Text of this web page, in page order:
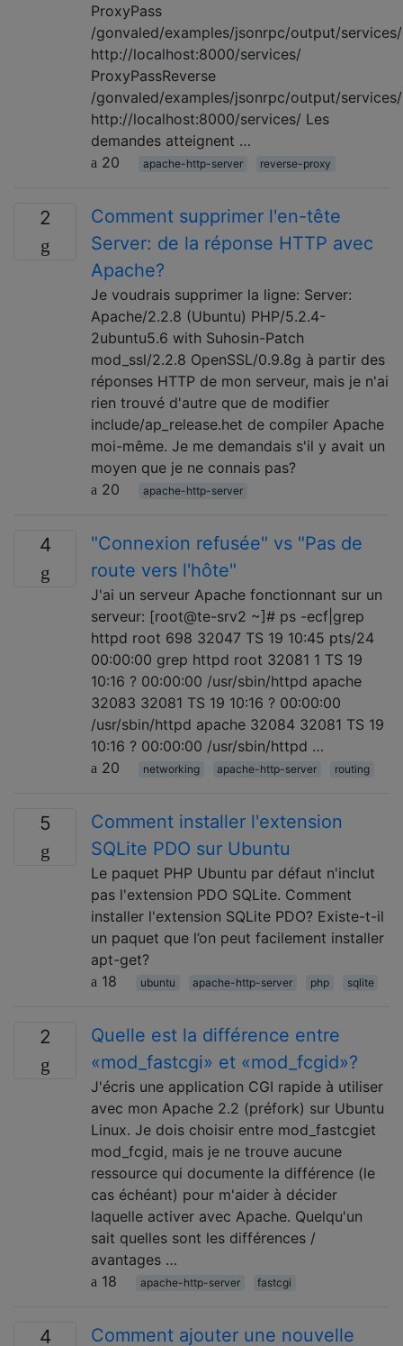
ProxyPass
/gonvaled/examples/jsonrpc/output/services/
http://localhost:8000/services/
ProxyPassReverse
/gonvaled/examples/jsonrpc/output/services/
http://localhost:8000/services/ Les
demandes atteignent …
20
apache-http-server reverse-proxy
2
Comment supprimer l'en-tête
Server: de la réponse HTTP avec
Apache?
Je voudrais supprimer la ligne: Server:
Apache/2.2.8 (Ubuntu) PHP/5.2.4-
2ubuntu5.6 with Suhosin-Patch
mod_ssl/2.2.8 OpenSSL/0.9.8g à partir des
réponses HTTP de mon serveur, mais je n'ai
rien trouvé d'autre que de modifier
include/ap_release.het de compiler Apache
moi-même. Je me demandais s'il y avait un
moyen que je ne connais pas?
20
apache-http-server
4
"Connexion refusée" vs "Pas de
route vers l'hôte"
J'ai un serveur Apache fonctionnant sur un
serveur: [root@te-srv2 ~]# ps -ecf|grep
httpd root 698 32047 TS 19 10:45 pts/24
00:00:00 grep httpd root 32081 1 TS 19
10:16 ? 00:00:00 /usr/sbin/httpd apache
32083 32081 TS 19 10:16 ? 00:00:00
/usr/sbin/httpd apache 32084 32081 TS 19
10:16 ? 00:00:00 /usr/sbin/httpd …
20
networking apache-http-server routing
5
Comment installer l'extension
SQLite PDO sur Ubuntu
Le paquet PHP Ubuntu par défaut n'inclut
pas l'extension PDO SQLite. Comment
installer l'extension SQLite PDO? Existe-t-il
un paquet que l’on peut facilement installer
apt-get?
18
ubuntu apache-http-server php sqlite
2
Quelle est la différence entre
«mod_fastcgi» et «mod_fcgid»?
J'écris une application CGI rapide à utiliser
avec mon Apache 2.2 (préfork) sur Ubuntu
Linux. Je dois choisir entre mod_fastcgiet
mod_fcgid, mais je ne trouve aucune
ressource qui documente la différence (le
cas échéant) pour m'aider à décider
laquelle activer avec Apache. Quelqu'un
sait quelles sont les différences /
avantages …
18
apache-http-server fastcgi
4 Comment ajouter une nouvelle